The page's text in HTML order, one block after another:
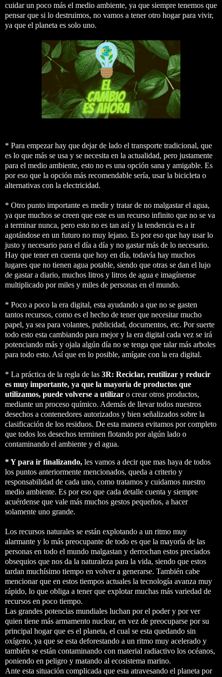
cuidar un poco más el medio ambiente, ya que siempre tenemos que
pensar que si lo destruimos, no vamos a tener otro hogar para vivir,
ya que el planeta es solo uno.
* Para empezar hay que dejar de lado el transporte tradicional, que
es lo que más se usa y se necesita en la actualidad, pero justamente
para el medio ambiente, esto no es una opción sana y amigable. Es
por eso que la opción más recomendable sería, usar la bicicleta o
alternativas con la electricidad.
* Otro punto importante es medir y tratar de no malgastar el agua,
ya que muchos se creen que este es un recurso infinito que no se va
a terminar nunca, pero esto no es tan así y la tendencia es a ir
agotándose en un futuro no muy lejano. Es por eso que hay usar lo
justo y necesario para el día a día y no gastar más de lo necesario.
Hay que tener en cuenta que hoy en día, todavía hay muchos
lugares que no tienen agua potable, siendo que otras se dan el lujo
de gastar a diario, muchos litros y litros de agua e imagínense
multiplicado por miles y miles de personas en el mundo.
* Poco a poco la era digital, esta ayudando a que no se gasten
tantos recursos, como es el hecho de tener que necesitar mucho
papel, ya sea para volantes, publicidad, documentos, etc. Por suerte
todo esto esta cambiando para mejor y la era digital cada vez se irá
potenciando más y ojala algún día no se tenga que talar más arboles
para todo esto. Así que en lo posible, amígate con la era digital.
* La práctica de la regla de las 3R: Reciclar, reutilizar y reducir
es muy importante, ya que la mayoría de productos que
utilizamos, puede volverse a utilizar o crear otros productos,
mediante un proceso químico. Además de llevar todos nuestros
desechos a contenedores autorizados y bien señalizados sobre la
clasificación de los residuos. De esta manera evitamos por completo
que todos los desechos terminen flotando por algún lado o
contaminando el ambiente y el agua.
* Y para ir finalizando, les vamos a decir que mas haya de todos
los puntos anteriormente mencionados, queda a criterio y
responsabilidad de cada uno, como tratamos y cuidamos nuestro
medio ambiente. Es por eso que cada detalle cuenta y siempre
acuérdense que vale más muchos gestos pequeños, a hacer
solamente uno grande.
Los recursos naturales se están explotando a un ritmo muy
alarmante y lo más preocupante de todo es que la mayoría de las
personas en todo el mundo malgastan y derrochan estos preciados
obsequios que nos da la naturaleza para la vida, siendo que estos
tardan muchísimo tiempo en volver a generarse. También cabe
mencionar que en estos tiempos actuales la tecnología avanza muy
rápido, lo que obliga a tener que explotar muchas más variedad de
recursos en poco tiempo.
Las grandes potencias mundiales luchan por el poder y por ver
quien tiene más armamento nuclear, en vez de preocuparse por su
principal hogar que es el planeta, el cual se esta quedando sin
oxígeno, ya que se esta deforestando a un ritmo muy acelerado y
también se están contaminando con material radiactivo los océanos,
poniendo en peligro y matando al ecosistema marino.
Ante esta situación complicada que esta atravesando el planeta por